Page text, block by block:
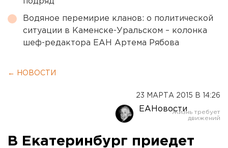
Водяное перемирие кланов: о политической
ситуации в Каменске-Уральском – колонка
шеф-редактора ЕАН Артема Рябова
← НОВОСТИ
23 МАРТА 2015 В 14:26
ЕАНовости
В Екатеринбург приедет